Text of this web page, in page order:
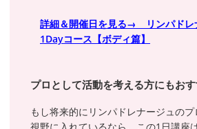
詳細＆開催日を見る→ リンパドレ
1Dayコース【ボディ篇】
プロとして活動を考える方にもお
もし将来的にリンパドレナージュの